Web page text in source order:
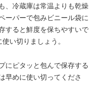
、冷蔵庫は常温よりも乾燥
ーパーで包みビニール袋に
すると鮮度を保ちやすいで
い切りましょう。
にピタッと包んで保存する
早めに使い切ってくださ